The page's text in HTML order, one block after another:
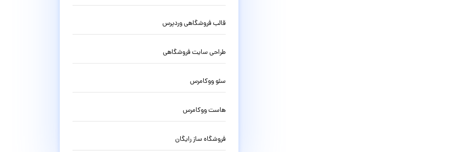
قالب فروشگاهی وردپرس
طراحی سایت فروشگاهی
سئو ووکامرس
هاست ووکامرس
فروشگاه ساز رایگان